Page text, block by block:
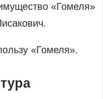
«Гомеля»
«Гомеля».​